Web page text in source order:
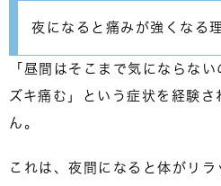
夜になると痛みが強くなる
「昼間はそこまで気にならな
ズキ痛む」という症状を経験
ん。
これは、夜間になると体がリ